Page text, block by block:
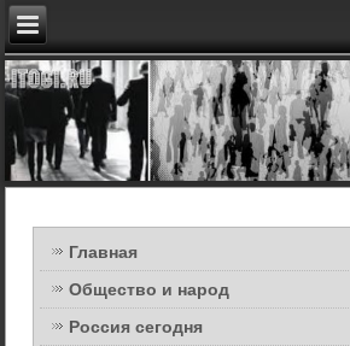
Главная
Общество и народ
Россия сегодня